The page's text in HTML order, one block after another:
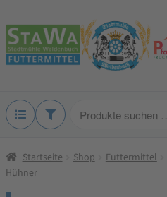
Zur
Navigation
springen
Zum
Inhalt
springen
Produkte
Startseite Shop Futtermittel
Hühner